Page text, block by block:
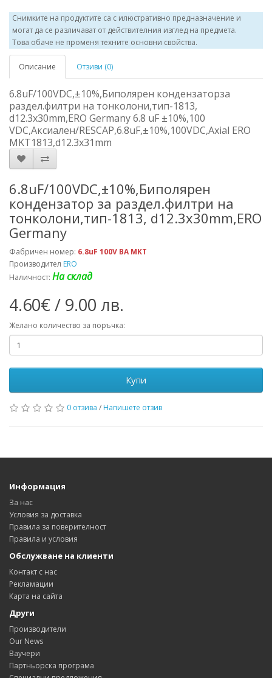
Снимките на продуктите са с илюстративно предназначение и
могат да се различават от действителния изглед на предмета.
Това обаче не променя техните основни свойства.
Описание Отзиви (0)
6.8uF/100VDC,±10%,Биполярен кондензаторза
раздел.филтри на тонколони,тип-1813,
d12.3x30mm,ERO Germany 6.8 uF ±10%,100
VDC,Аксиален/RESCAP,6.8uF,±10%,100VDC,Axial ERO
MKT1813,d12.3x31mm
6.8uF/100VDC,±10%,Биполярен
кондензатор за раздел.филтри на
тонколони,тип-1813, d12.3x30mm,ERO
Germany
Фабричен номер: 6.8uF 100V BA MKT
Производител ERO
Наличност: На склад
4.60€ / 9.00 лв.
Желано количество за поръчка:
Купи
0 отзива / Напишете отзив
Информация
За нас
Условия за доставка
Правила за поверителност
Правила и условия
Обслужване на клиенти
Контакт с нас
Рекламации
Карта на сайта
Други
Производители
Our News
Ваучери
Партньорска програма